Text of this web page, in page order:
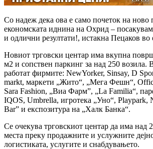
Со надеж дека ова е само почеток на ново
економската иднина на Охрид –
и одлични резултати!, истакна Пецаков во
Новиот трговски центар има вкупна
м2 и сопствен паркинг за над 250
работат фирмите: NewYorker, Sinsay, D
markt, маркети „Жито“, „Meга Фешн“,
Sara Fashion, „Виа Фарм”, „La Familia“,
IQOS, Umbrella, игротека „Уно“, Playpark,
Bar” и експозитура на „Хaлк Банка“.
Се очекува трговскиот центар да има над
места преку продажните и услужните
логистиката, услугите и снабдувањето.